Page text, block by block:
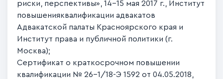
риски, перспективы», 14-15 мая 2017 г., Институт
повышенияквалификации адвакатов
Адвакатской палаты Красноярского края и
Институт права и публичной политики (г.
Москва);
Сертификат о краткосрочном повышении
квалификации № 26-1/18-Э 1592 от 04.05.2018,